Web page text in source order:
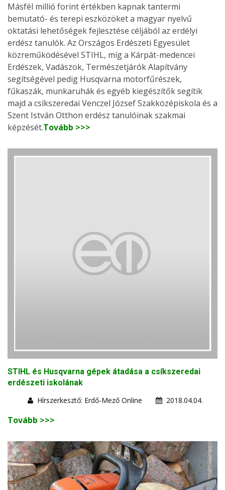
Másfél millió forint értékben kapnak tantermi
bemutató- és terepi eszközöket a magyar nyelvű
oktatási lehetőségek fejlesztése céljából az erdélyi
erdész tanulók. Az Országos Erdészeti Egyesület
közreműködésével STIHL, míg a Kárpát-medencei
Erdészek, Vadászok, Természetjárók Alapítvány
segítségével pedig Husqvarna motorfűrészek,
fűkaszák, munkaruhák és egyéb kiegészítők segítik
majd a csíkszeredai Venczel József Szakközépiskola és a
Szent István Otthon erdész tanulóinak szakmai
képzését.Tovább >>>
STIHL és Husqvarna gépek átadása a csíkszeredai
erdészeti iskolának
Hírszerkesztő: Erdő-Mező Online
2018.04.04.
Tovább >>>